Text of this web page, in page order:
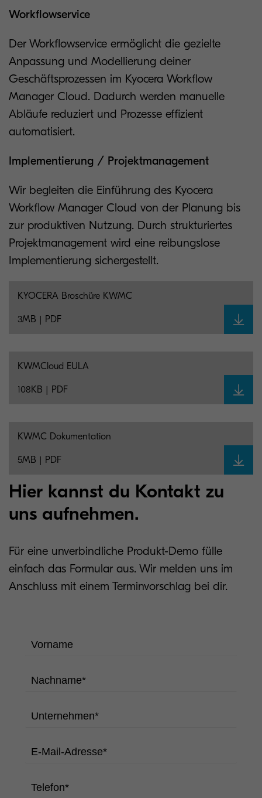
Workflowservice
Der Workflowservice ermöglicht die gezielte
Anpassung und Modellierung deiner
Geschäftsprozessen im Kyocera Workflow
Manager Cloud. Dadurch werden manuelle
Abläufe reduziert und Prozesse effizient
automatisiert.
Implementierung / Projektmanagement
Wir begleiten die Einführung des Kyocera
Workflow Manager Cloud von der Planung bis
zur produktiven Nutzung. Durch strukturiertes
Projektmanagement wird eine reibungslose
Implementierung sichergestellt.
KYOCERA Broschüre KWMC
3MB | PDF
KWMCloud EULA
108KB | PDF
KWMC Dokumentation
5MB | PDF
Hier kannst du Kontakt zu
uns aufnehmen.
Für eine unverbindliche Produkt-Demo fülle
einfach das Formular aus. Wir melden uns im
Anschluss mit einem Terminvorschlag bei dir.